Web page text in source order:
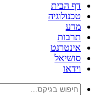
דף הבית
טכנולוגיה
מדע
תרבות
אינטרנט
סושיאל
וידאו